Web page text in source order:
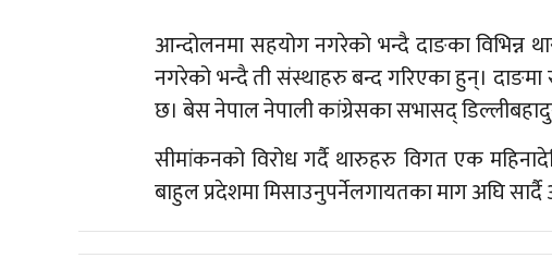
आन्दोलनमा सहयोग नगरेको भन्दै दाङका विभिन्न
नगरेको भन्दै ती संस्थाहरु बन्द गरिएका हुन्।
छ। बेस नेपाल नेपाली कांग्रेसका सभासद्
सीमांकनको विरोध गर्दै थारुहरु विगत एक
बाहुल प्रदेशमा मिसाउनुपर्नेलगायतका माग अघि